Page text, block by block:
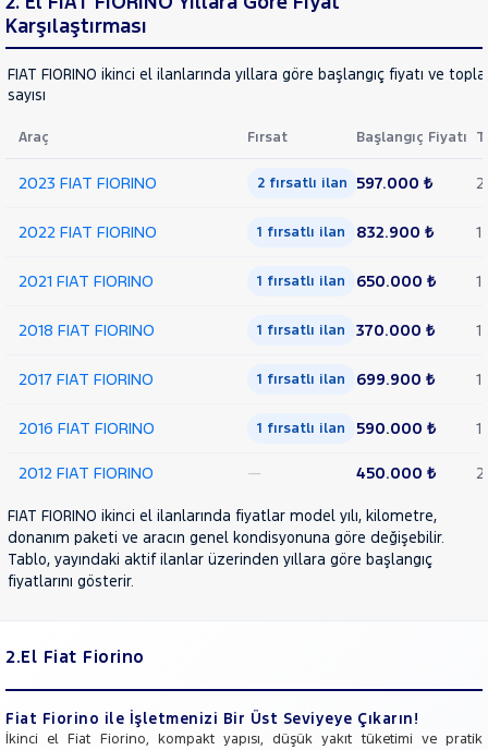
OPEL
PEUGEOT
RENAULT
SKODA
SSANGYONG
TESLA
TOYOTA
VOLKSWAGEN
VOLVO
Karşılaştırması
FIAT FIORINO ikinci el ilanlarında yıllara göre başlangıç fiyatı ve
sayısı
Araç Fırsat Başlangıç Fiyatı
2023 FIAT FIORINO 2 fırsatlı ilan 597.000 ₺ 2
2022 FIAT FIORINO 1 fırsatlı ilan 832.900 ₺ 1
2021 FIAT FIORINO 1 fırsatlı ilan 650.000 ₺ 1
2018 FIAT FIORINO 1 fırsatlı ilan 370.000 ₺ 1
2017 FIAT FIORINO 1 fırsatlı ilan 699.900 ₺ 1
2016 FIAT FIORINO 1 fırsatlı ilan 590.000 ₺ 1
2012 FIAT FIORINO — 450.000 ₺ 2
FIAT FIORINO ikinci el ilanlarında fiyatlar model yılı, kilometre,
donanım paketi ve aracın genel kondisyonuna göre değişebilir.
Tablo, yayındaki aktif ilanlar üzerinden yıllara göre başlangıç
fiyatlarını gösterir.
2.El Fiat Fiorino
Fiat Fiorino ile İşletmenizi Bir Üst Seviyeye Çıkarın!
İkinci el Fiat Fiorino, kompakt yapısı, düşük yakıt tüketimi ve pratik